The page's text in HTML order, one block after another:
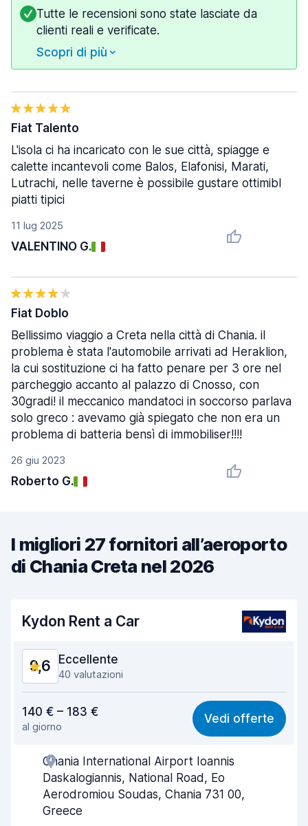
Tutte le recensioni sono state lasciate da
clienti reali e verificate.
Scopri di più
11 lug 2025
VALENTINO G.
Fiat Talento
L'isola ci ha incaricato con le sue città, spiagge e
calette incantevoli come Balos, Elafonisi, Marati,
Lutrachi, nelle taverne è possibile gustare ottimibl
piatti tipici
26 giu 2023
Roberto G.
Fiat Doblo
Bellissimo viaggio a Creta nella città di Chania. il
problema è stata l'automobile arrivati ad Heraklion,
la cui sostituzione ci ha fatto penare per 3 ore nel
parcheggio accanto al palazzo di Cnosso, con
30gradi! il meccanico mandatoci in soccorso parlava
solo greco : avevamo già spiegato che non era un
problema di batteria bensì di immobiliser!!!!
I migliori 27 fornitori all’aeroporto
di Chania Creta nel 2026
Kydon Rent a Car
9,6 Eccellente
40 valutazioni
9,1
Facile da trovare 9,8
Gentilezza degli agenti
Rapidità del ritiro
140 € – 183 €
al giorno
Vedi offerte
Chania International Airport Ioannis
Daskalogiannis, National Road, Eo
Aerodromiou Soudas, Chania 731 00,
Greece